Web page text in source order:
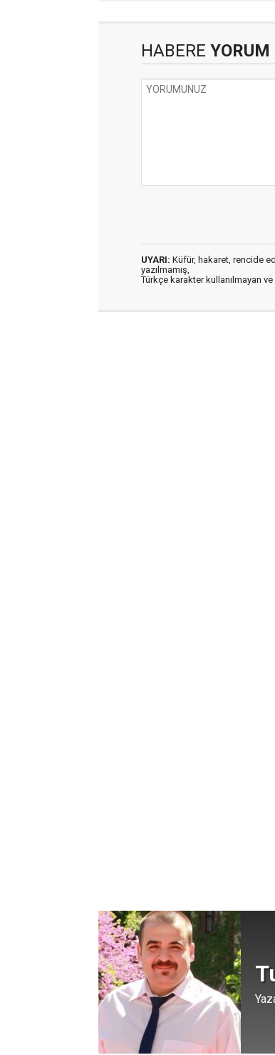
HABERE
UYARI: Küfür, hakaret, rencide
yazılmamış,
Türkçe karakter kullanılmayan